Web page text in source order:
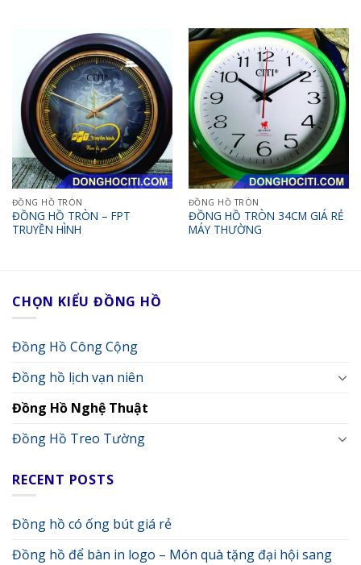
ĐỒNG HỒ TRÒN
ĐỒNG HỒ TRÒN – FPT
TRUYỀN HÌNH
ĐỒNG HỒ TRÒN
ĐỒNG HỒ TRÒN 34CM GIÁ RẺ
MÁY THƯỜNG
CHỌN KIỂU ĐỒNG HỒ
Đồng Hồ Công Cộng
Đồng hồ lịch vạn niên
Đồng Hồ Nghệ Thuật
Đồng Hồ Treo Tường
RECENT POSTS
Đồng hồ có ống bút giá rẻ
Đồng hồ để bàn in logo – Món quà tặng đại hội sang